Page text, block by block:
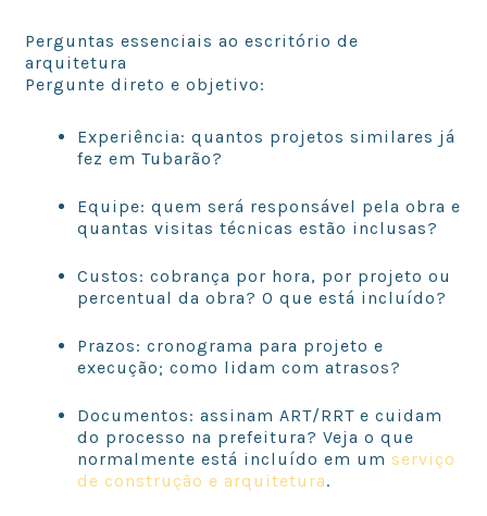
Perguntas essenciais ao escritório de
arquitetura
Pergunte direto e objetivo:
Experiência: quantos projetos similares já
fez em Tubarão?
Equipe: quem será responsável pela obra e
quantas visitas técnicas estão inclusas?
Custos: cobrança por hora, por projeto ou
percentual da obra? O que está incluído?
Prazos: cronograma para projeto e
execução; como lidam com atrasos?
Documentos: assinam ART/RRT e cuidam
do processo na prefeitura? Veja o que
normalmente está incluído em um serviço
de construção e arquitetura.